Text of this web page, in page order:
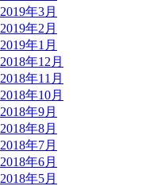
2019年3月
2019年2月
2019年1月
2018年12月
2018年11月
2018年10月
2018年9月
2018年8月
2018年7月
2018年6月
2018年5月